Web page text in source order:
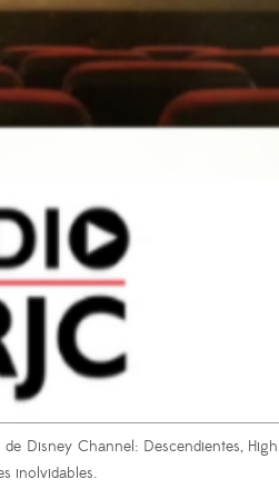
Disney Channel: Descendientes,
inolvidables.